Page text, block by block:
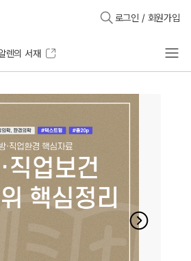
로그인 / 회원가입
렌의 서재